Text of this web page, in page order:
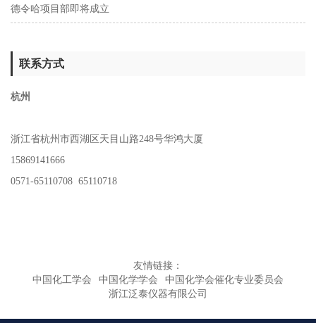
德令哈项目部即将成立
联系方式
杭州
浙江省杭州市西湖区天目山路248号华鸿大厦
15869141666
0571-65110708 65110718
友情链接：
中国化工学会
中国化学学会
中国化学会催化专业委员会
浙江泛泰仪器有限公司